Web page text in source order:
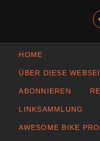
HOME
ÜBER DIESE
ABONNIEREN
LINKSAMMLUNG
AWESOME BIKE